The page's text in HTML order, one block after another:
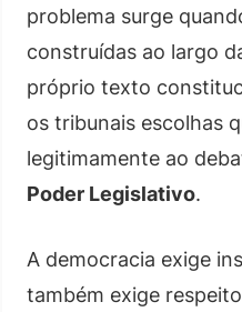
problema surge
construídas ao largo
próprio texto
os tribunais escolhas
legitimamente ao
Poder Legislativo.
A democracia exige
também exige